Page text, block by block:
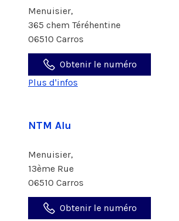
Menuisier,
365 chem Téréhentine
06510 Carros
Obtenir le numéro
Plus d'infos
NTM Alu
Menuisier,
13ème Rue
06510 Carros
Obtenir le numéro